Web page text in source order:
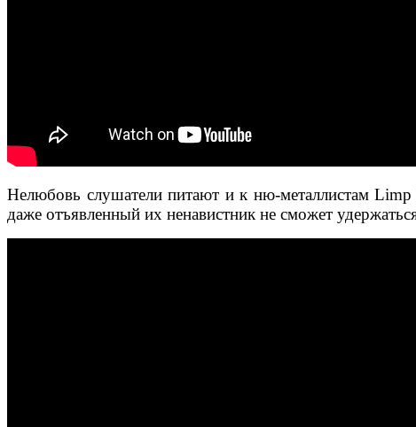
Нелюбовь слушатели питают и к ню-металлистам
даже отъявленный их ненавистник не сможет